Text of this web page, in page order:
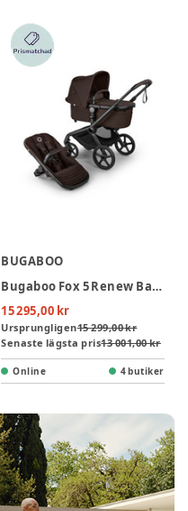
BUGABOO
Bugaboo Fox 5 Renew Barnvagn - Cocoa Brown/Black
15 295,00 kr
Ursprungligen15 299,00 kr
Senaste lägsta pris13 001,00 kr
Online 4 butiker